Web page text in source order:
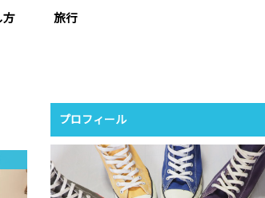
方 旅行
プロフィール